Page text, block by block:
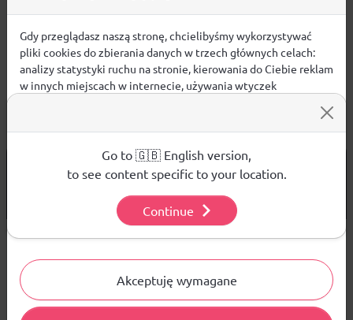
DARMOWA WYSYŁKAod 299 PLN
14 DNINA ZWROT TOWARU
Gdy przeglądasz naszą stronę, chcielibyśmy wykorzystywać
pliki cookies do zbierania danych w trzech głównych celach:
analizy statystyki ruchu na stronie, kierowania do Ciebie reklam
w innych miejscach w internecie, używania wtyczek
używanych plików cookies.
Aby dowiedzieć się więcej o plikach cookie i tym, jak
wykorzystujemy Twoje dane, odwiedź naszą Polityką
Akceptuję wymagane
Go to 🇬🇧 English version,
to see content specific to your location.
Continue